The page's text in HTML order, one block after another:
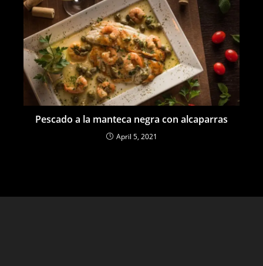
Pescado a la manteca negra con alcaparras
April 5, 2021